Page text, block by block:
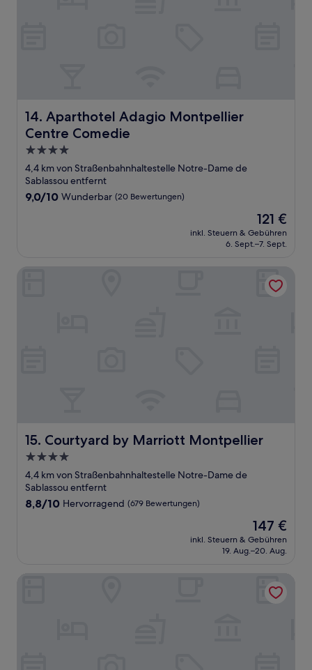
14. Aparthotel Adagio Montpellier
Centre Comedie
Aparthotel Adagio Montpellier Centre Comedie
4.0-
Sterne-
Unterkunft
4,4 km von Straßenbahnhaltestelle Notre-Dame de
Sablassou entfernt
9.0
9,0/10 Wunderbar (20 Bewertungen)
Der
Preis
beträgt
121 €
inkl. Steuern & Gebühren
6. Sept.–7. Sept.
15. Courtyard by Marriott Montpellier
Courtyard by Marriott Montpellier
4.0-
Sterne-
Unterkunft
4,4 km von Straßenbahnhaltestelle Notre-Dame de
Sablassou entfernt
8.8
8,8/10 Hervorragend (679 Bewertungen)
Der
Preis
beträgt
147 €
inkl. Steuern & Gebühren
19. Aug.–20. Aug.
Holiday Inn Express Montpellier - Odysseum by IHG